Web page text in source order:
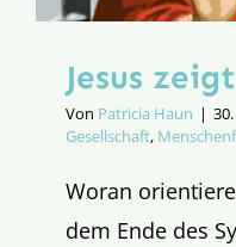
Jesus
Von Patricia Haun |
Gesellschaft,
Woran
dem Ende des